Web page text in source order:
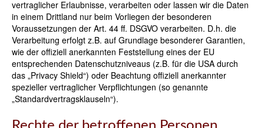
vertraglicher Erlaubnisse, verarbeiten oder lassen wir die Daten
in einem Drittland nur beim Vorliegen der besonderen
Voraussetzungen der Art. 44 ff. DSGVO verarbeiten. D.h. die
Verarbeitung erfolgt z.B. auf Grundlage besonderer Garantien,
wie der offiziell anerkannten Feststellung eines der EU
entsprechenden Datenschutzniveaus (z.B. für die USA durch
das „Privacy Shield“) oder Beachtung offiziell anerkannter
spezieller vertraglicher Verpflichtungen (so genannte
„Standardvertragsklauseln“).